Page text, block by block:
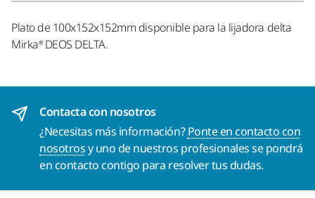
Plato de 100x152x152mm disponible para la lijadora delta
Mirka® DEOS DELTA.
Contacta con nosotros
¿Necesitas más información?Ponte en contacto con
nosotrosy uno de nuestros profesionales se pondrá
en contacto contigo para resolver tus dudas.